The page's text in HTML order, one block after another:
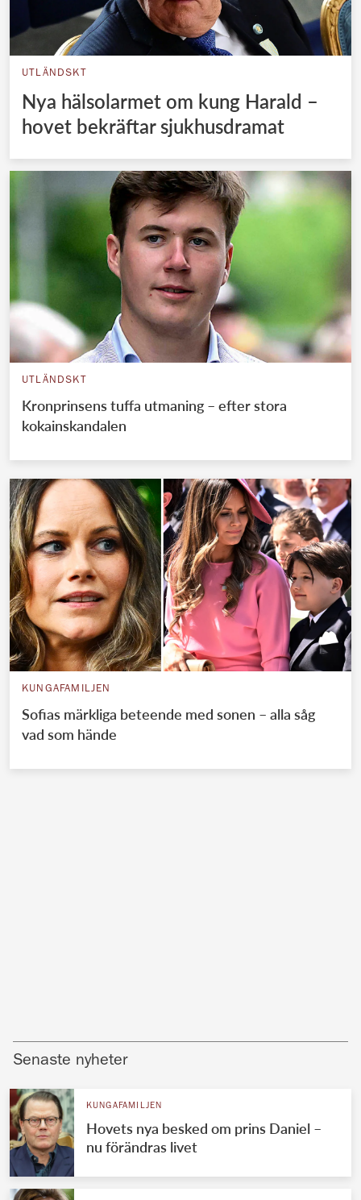
UTLÄNDSKT
Nya hälsolarmet om kung Harald –
hovet bekräftar sjukhusdramat
UTLÄNDSKT
Kronprinsens tuffa utmaning – efter stora
kokainskandalen
KUNGAFAMILJEN
Sofias märkliga beteende med sonen – alla såg
vad som hände
Senaste nyheter
KUNGAFAMILJEN
Hovets nya besked om prins Daniel –
nu förändras livet